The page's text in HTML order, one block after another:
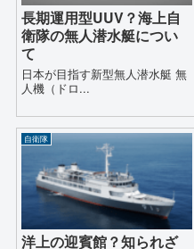
長期運用型UUV？海上自
衛隊の無人潜水艇につい
て
日本が目指す新型無人潜水艇 無
人機（ドロ...
自衛隊
洋上の迎賓館？知られざ